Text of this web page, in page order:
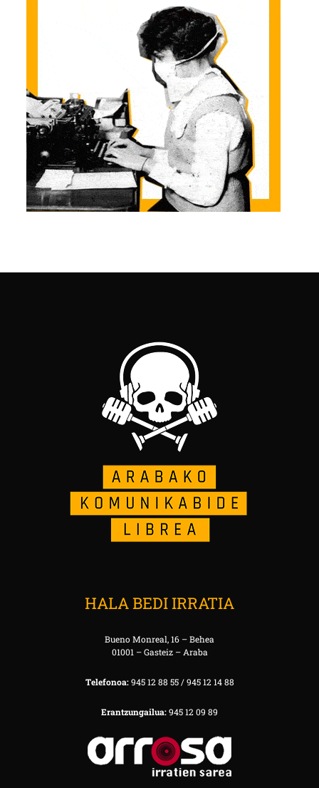
HALA BEDI IRRATIA
Bueno Monreal, 16 – Behea
01001 – Gasteiz – Araba
Telefonoa:945 12 88 55 / 945 12 14 88
Erantzungailua:945 12 09 89